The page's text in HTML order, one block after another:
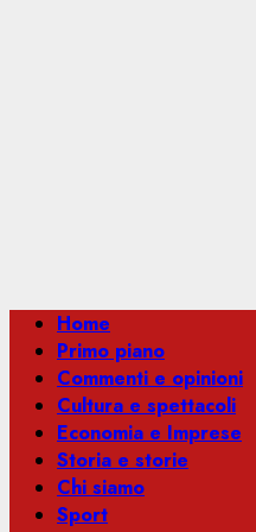
Menu
principale
Home
Primo piano
Commenti e opinioni
Cultura e spettacoli
Economia e Imprese
Storia e storie
Chi siamo
Sport